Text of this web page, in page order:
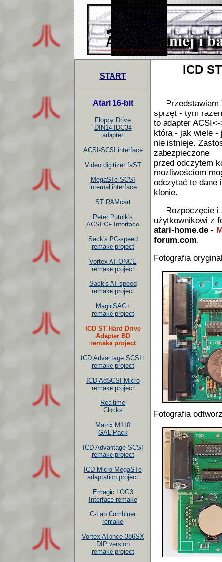
START
Atari 16-bit
Floppy Drive
DIN14-IDC34
adapter
ACSI-SCSI interface
Video digitizer faST
MegaSTe SCSI
internal interface
ST RAMcart
Peter Putnik's
ACSI-CF Interface
Sack's PC-speed
remake project
Vortex AT-ONCE
remake project
Sack's AT-speed
remake project
MagicSAC+
remake project
ICD ST Hard Drive
Adapter BD
remake project
ICD Advantage SCSI+
remake project
ICD AdSCSI Micro
remake project
Realtime
Clocks
Matrix M110
GAL Pack
ICD Advantage SCSI
remake project
ICD Micro MegaSTe
adaptation project
Emagic LOG3
Interface remake
C-Lab Combiner
remake
Vortex ATonce-386SX
DIP version
remake project
ICD
Przedstawiam
sprzęt - tym
to adapter
która - jak wiele -
nie istnieje.
zabezpieczone
przed odczytem
możliwościom
odczytać te dane
klonie.
Rozpoczęcie i
użytkownikowi z
atari-home.de -
forum.com.
Fotografia
Fotografia